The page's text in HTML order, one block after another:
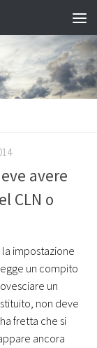
avere
CLN o
la impostazione
un compito
un
non deve
fretta che si
ancora